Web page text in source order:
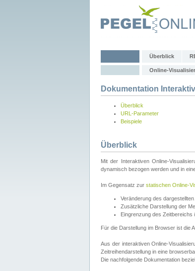
Überblick
Online-
Dokumentation
Überblick
URL-Parameter
Beispiele
Überblick
Mit der Interaktiven Online-
dynamisch bezogen werden und in
Im Gegensatz zur statischen Online-
Veränderung des
Zusätzliche Darstellung der
Eingrenzung des Zeitbereichs
Für die Darstellung im Browser ist die
Aus der interaktiven Online-
Zeitreihendarstellung in eine
Die nachfolgende Dokumentation